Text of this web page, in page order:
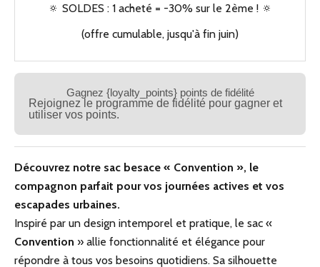
🔅 SOLDES : 1 acheté = -30% sur le 2ème ! 🔅
(offre cumulable, jusqu'à fin juin)
Gagnez {loyalty_points} points de fidélité
Rejoignez le programme de fidélité pour gagner et
utiliser vos points.
Découvrez notre sac besace « Convention », le
compagnon parfait pour vos journées actives et vos
escapades urbaines.
Inspiré par un design intemporel et pratique, le sac «
Convention » allie fonctionnalité et élégance pour
répondre à tous vos besoins quotidiens. Sa silhouette